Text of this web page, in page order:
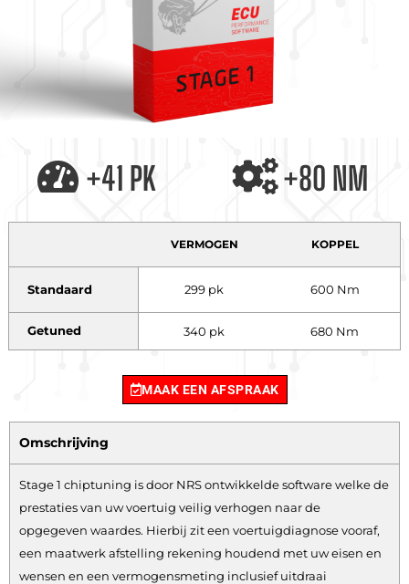
+41 PK +80 NM
VERMOGEN KOPPEL
Standaard 299 pk 600 Nm
Getuned 340 pk 680 Nm
MAAK EEN AFSPRAAK
Omschrijving
Stage 1 chiptuning is door NRS ontwikkelde software welke de
prestaties van uw voertuig veilig verhogen naar de
opgegeven waardes. Hierbij zit een voertuigdiagnose vooraf,
een maatwerk afstelling rekening houdend met uw eisen en
wensen en een vermogensmeting inclusief uitdraai